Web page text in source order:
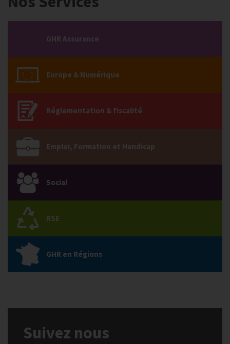
GHR Assurance
Europe & Numérique
Réglementation & fiscalité
Emploi, Formation et Handicap
Social
RSE
GHR en Régions
Suivez nous